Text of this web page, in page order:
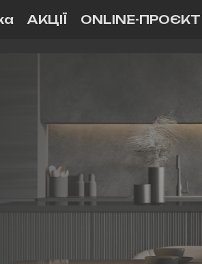
АКЦІЇ ONLINE-ПРОЄКТ